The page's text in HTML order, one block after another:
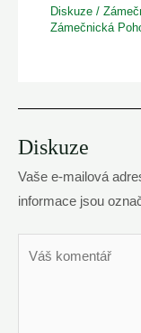
Diskuze /
Zámečnická
Diskuze
Vaše e-mailová
informace jsou